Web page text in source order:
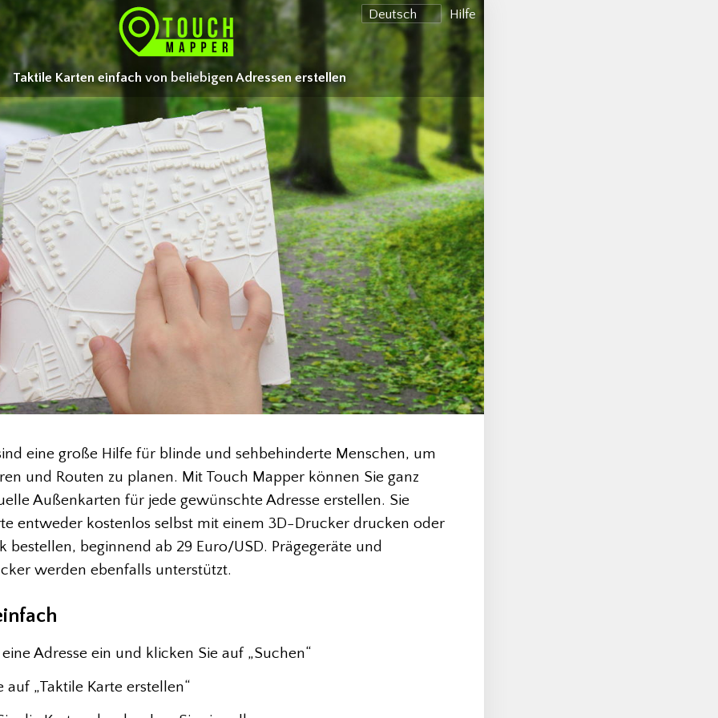
Taktile Karten einfach von beliebigen Adressen erstellen
Sprache Hilfe
eine große Hilfe für blinde und sehbehinderte Menschen, um
und Routen zu planen. Mit Touch Mapper können Sie ganz
Außenkarten für jede gewünschte Adresse erstellen. Sie
entweder kostenlos selbst mit einem 3D-Drucker drucken oder
bestellen, beginnend ab 29 Euro/USD. Prägegeräte und
werden ebenfalls unterstützt.
Adresse ein und klicken Sie auf „Suchen“
auf „Taktile Karte erstellen“